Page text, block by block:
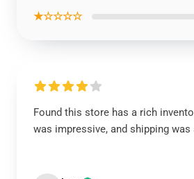
★☆☆☆☆
Found this store has a rich
was impressive, and shipping